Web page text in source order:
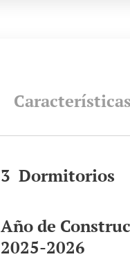
Características
3 Dormitorios
Año de
2025-2026